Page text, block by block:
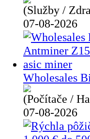
(Služby /
07-08-2026
Wholesales
(Počítače /
07-08-2026